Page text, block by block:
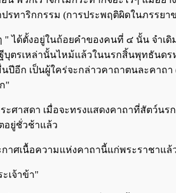
รทาริกกรรม (การประพฤติผิดในภรรยา
" ได้ตั้งอยู่ในถ้อยคำของคนที่ ๔ นั้น จำ
ฐีบุตรเหล่านั้นไหม้แล้วในนรกสิ้นพุทธัน
อีก เป็นผู้ใคร่จะกล่าวคาถาตนละคาถ
"
ระศาสดา เมื่อจะทรงแสดงคาถาที่สัตว์น
อยู่ชั่วช้าแล้ว
ศเนื้อความแห่งคาถานี้แก่พระราชาแล้
เจ้าข้า"